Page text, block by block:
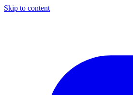
Skip to content